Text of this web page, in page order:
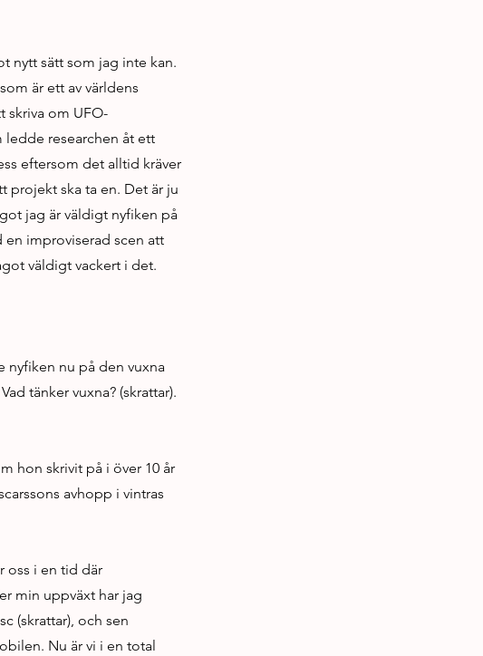
nytt sätt som jag inte kan.
är ett av världens
skriva om UFO-
ledde researchen åt ett
eftersom det alltid kräver
projekt ska ta en. Det är ju
jag är väldigt nyfiken på
en improviserad scen att
väldigt vackert i det.
nyfiken nu på den vuxna
tänker vuxna? (skrattar).
hon skrivit på i över 10 år
avhopp i vintras
oss i en tid där
min uppväxt har jag
(skrattar), och sen
Nu är vi i en total